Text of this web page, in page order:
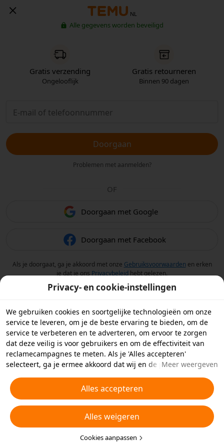
NL
Alle gegevens worden beveiligd
Gratis verzending
Ongelooflijk
Gratis retourneren
Binnen 90 dagen
Doorgaan
Problemen met aanmelden?
OF
Doorgaan met Google
Doorgaan met Facebook
Als je doorgaat, ga je akkoord met onze Gebruiksvoorwaarden en erken
je dat je ons Privacybeleid hebt gelezen.
Privacy- en cookie-instellingen
We gebruiken cookies en soortgelijke technologieën om onze
service te leveren, om je de beste ervaring te bieden, om de
service te verbeteren en te adverteren, om ervoor te zorgen
dat deze veilig is voor gebruikers en om de effectiviteit van
reclamecampagnes te meten. Als je 'Alles accepteren'
selecteert, ga je ermee akkoord dat wij en de partners
technologieën op je apparaat opslaan voor
reclamedoeleinden. Je kunt ook kiezen welke typen cookies je
wilt toestaan of afwijzen door hieronder of in je
privacyinstellingen op 'Cookies aanpassen' te klikken.
Raadpleeg voor meer informatie onsBeleid inzake cookies en
soortgelijke technologieën.
Meer weergeven
Alles accepteren
Alles weigeren
Cookies aanpassen